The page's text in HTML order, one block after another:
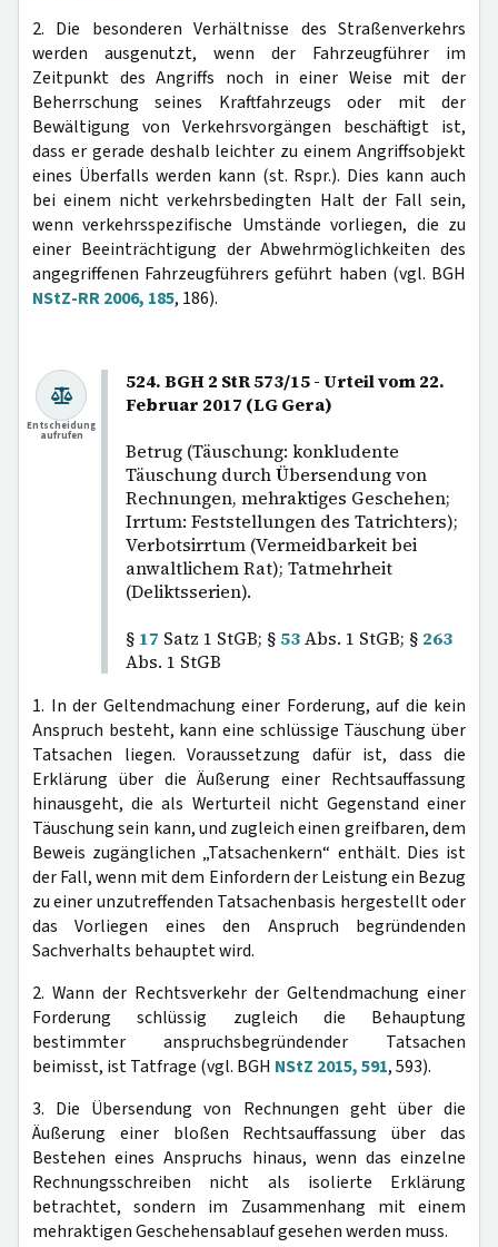
2. Die besonderen Verhältnisse des Straßenverkehrs
werden ausgenutzt, wenn der Fahrzeugführer im
Zeitpunkt des Angriffs noch in einer Weise mit der
Beherrschung seines Kraftfahrzeugs oder mit der
Bewältigung von Verkehrsvorgängen beschäftigt ist,
dass er gerade deshalb leichter zu einem Angriffsobjekt
eines Überfalls werden kann (st. Rspr.). Dies kann auch
bei einem nicht verkehrsbedingten Halt der Fall sein,
wenn verkehrsspezifische Umstände vorliegen, die zu
einer Beeinträchtigung der Abwehrmöglichkeiten des
angegriffenen Fahrzeugführers geführt haben (vgl. BGH
NStZ-RR 2006, 185, 186).
524. BGH 2 StR 573/15 - Urteil vom 22.
Februar 2017 (LG Gera)
Betrug (Täuschung: konkludente
Täuschung durch Übersendung von
Rechnungen, mehraktiges Geschehen;
Irrtum: Feststellungen des Tatrichters);
Verbotsirrtum (Vermeidbarkeit bei
anwaltlichem Rat); Tatmehrheit
(Deliktsserien).
§ 17 Satz 1 StGB; § 53Abs. 1 StGB; § 263
Abs. 1 StGB
Entscheidung
aufrufen
1. In der Geltendmachung einer Forderung, auf die kein
Anspruch besteht, kann eine schlüssige Täuschung über
Tatsachen liegen. Voraussetzung dafür ist, dass die
Erklärung über die Äußerung einer Rechtsauffassung
hinausgeht, die als Werturteil nicht Gegenstand einer
Täuschung sein kann, und zugleich einen greifbaren, dem
Beweis zugänglichen „Tatsachenkern“ enthält. Dies ist
der Fall, wenn mit dem Einfordern der Leistung ein Bezug
zu einer unzutreffenden Tatsachenbasis hergestellt oder
das Vorliegen eines den Anspruch begründenden
Sachverhalts behauptet wird.
2. Wann der Rechtsverkehr der Geltendmachung einer
Forderung schlüssig zugleich die Behauptung
bestimmter anspruchsbegründender Tatsachen
beimisst, ist Tatfrage (vgl. BGH NStZ 2015, 591, 593).
3. Die Übersendung von Rechnungen geht über die
Äußerung einer bloßen Rechtsauffassung über das
Bestehen eines Anspruchs hinaus, wenn das einzelne
Rechnungsschreiben nicht als isolierte Erklärung
betrachtet, sondern im Zusammenhang mit einem
mehraktigen Geschehensablauf gesehen werden muss.